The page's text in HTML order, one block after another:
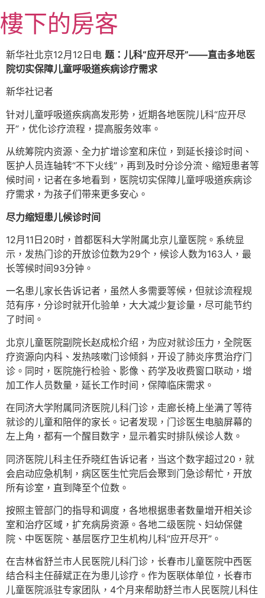
至
主
要
內
樓下的房客
新华社北京12月12日电 题：儿科“应开尽开”——直击多地医
院切实保障儿童呼吸道疾病诊疗需求
新华社记者
针对儿童呼吸道疾病高发形势，近期各地医院儿科“应开尽
开”，优化诊疗流程，提高服务效率。
从统筹院内资源、全力扩增诊室和床位，到延长接诊时间、
医护人员连轴转“不下火线”，再到及时分诊分流、缩短患者等
候时间，记者在多地看到，医院切实保障儿童呼吸道疾病诊
疗需求，为孩子们带来更多安心。
尽力缩短患儿候诊时间
12月11日20时，首都医科大学附属北京儿童医院。系统显
示，发热门诊的开放诊位数为29个，候诊人数为163人，最
长等候时间93分钟。
一名患儿家长告诉记者，虽然人多需要等候，但就诊流程规
范有序，分诊时就开化验单，大大减少复诊量，尽可能节约
了时间。
北京儿童医院副院长赵成松介绍，为应对就诊压力，全院医
疗资源向内科、发热咳嗽门诊倾斜，开设了肺炎序贯治疗门
诊。同时，医院施行检验、影像、药学及收费窗口联动，增
加工作人员数量，延长工作时间，保障临床需求。
在同济大学附属同济医院儿科门诊，走廊长椅上坐满了等待
就诊的儿童和陪伴的家长。记者发现，门诊医生电脑屏幕的
左上角，都有一个醒目数字，显示着实时排队候诊人数。
同济医院儿科主任乔晓红告诉记者，当这个数字超过20，就
会启动应急机制，病区医生忙完后会聚到门急诊帮忙，开放
所有诊室，直到降至个位数。
按照主管部门的指导和调度，各地根据患者数量增开相关诊
室和治疗区域，扩充病房资源。各地二级医院、妇幼保健
院、中医医院、基层医疗卫生机构儿科“应开尽开”。
在吉林省舒兰市人民医院儿科门诊，长春市儿童医院中西医
结合科主任薛斌正在为患儿诊疗。作为医联体单位，长春市
儿童医院派驻专家团队，4个月来帮助舒兰市人民医院儿科住